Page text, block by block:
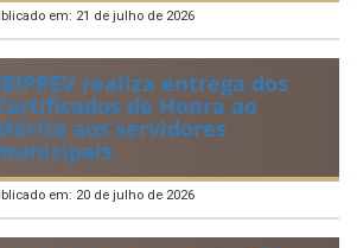
em: 21 de julho de 2026
realiza entrega dos
de Honra ao
aos servidores
em: 20 de julho de 2026